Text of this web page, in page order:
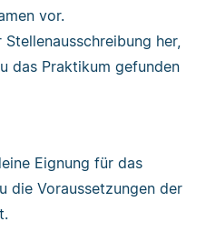
vor.
her,
das Praktikum gefunden
Eignung für das
die Voraussetzungen der